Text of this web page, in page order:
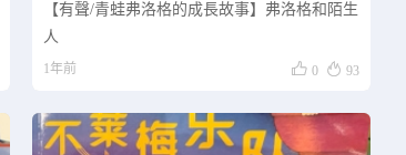
【有聲/青蛙弗洛格的成長故事】弗洛格和陌生
人
1年前  0  93